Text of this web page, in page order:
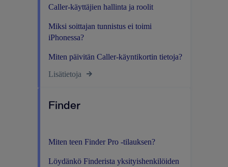
Caller-käyttäjien hallinta ja roolit
Miksi soittajan tunnistus ei toimi
iPhonessa?
Miten päivitän Caller-käyntikortin tietoja?
Lisätietoja
Finder
Miten teen Finder Pro -tilauksen?
Löydänkö Finderista yksityishenkilöiden